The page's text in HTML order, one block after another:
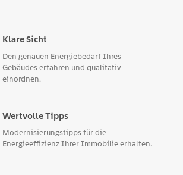
Klare Sicht
Den genauen Energiebedarf Ihres
Gebäudes erfahren und qualitativ
einordnen.
Wertvolle Tipps
Modernisierungstipps für die
Energieeffizienz Ihrer Immobilie erhalten.